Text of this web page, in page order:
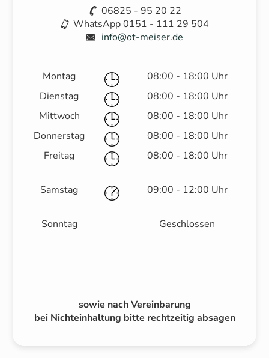
06825 - 95 20 22
WhatsApp 0151 - 111 29 504
info@ot-meiser.de
Montag
08:00 - 18:00 Uhr
Dienstag
08:00 - 18:00 Uhr
Mittwoch
08:00 - 18:00 Uhr
Donnerstag
08:00 - 18:00 Uhr
Freitag
08:00 - 18:00 Uhr
Samstag 09:00 - 12:00 Uhr
Sonntag Geschlossen
sowie nach Vereinbarung
bei Nichteinhaltung bitte rechtzeitig absagen